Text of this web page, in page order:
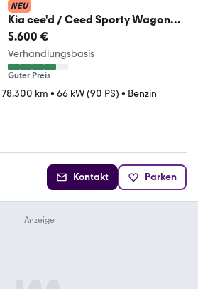
NEU
Kia cee'd / Ceed Sporty Wagon
1.4 CVVT 90 PS Spi...
5.600 €
Verhandlungsbasis
Guter Preis
78.300 km • 66 kW (90 PS) • Benzin
Kontakt Parken